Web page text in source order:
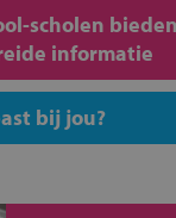
scholen
informatie
bij jou?